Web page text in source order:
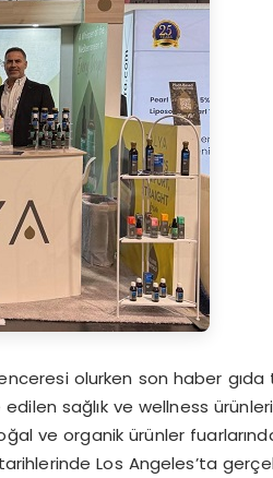
olurken son haber gıda
sağlık ve wellness
ve organik ürünler
Los Angeles’ta